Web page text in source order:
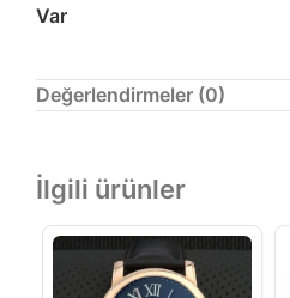
Var
Değerlendirmeler (0)
İlgili ürünler